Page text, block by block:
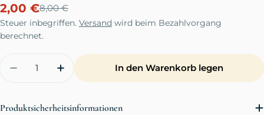
Verkaufspreis
2,00 €
Regulärer
Preis
8,00 €
Steuer inbegriffen. Versand wird beim Bezahlvorgang
berechnet.
Menge für Klappkarte Santorini Spring
Menge für Klappkarte Santorini
In den Warenkorb legen
Produktsicherheitsinformationen